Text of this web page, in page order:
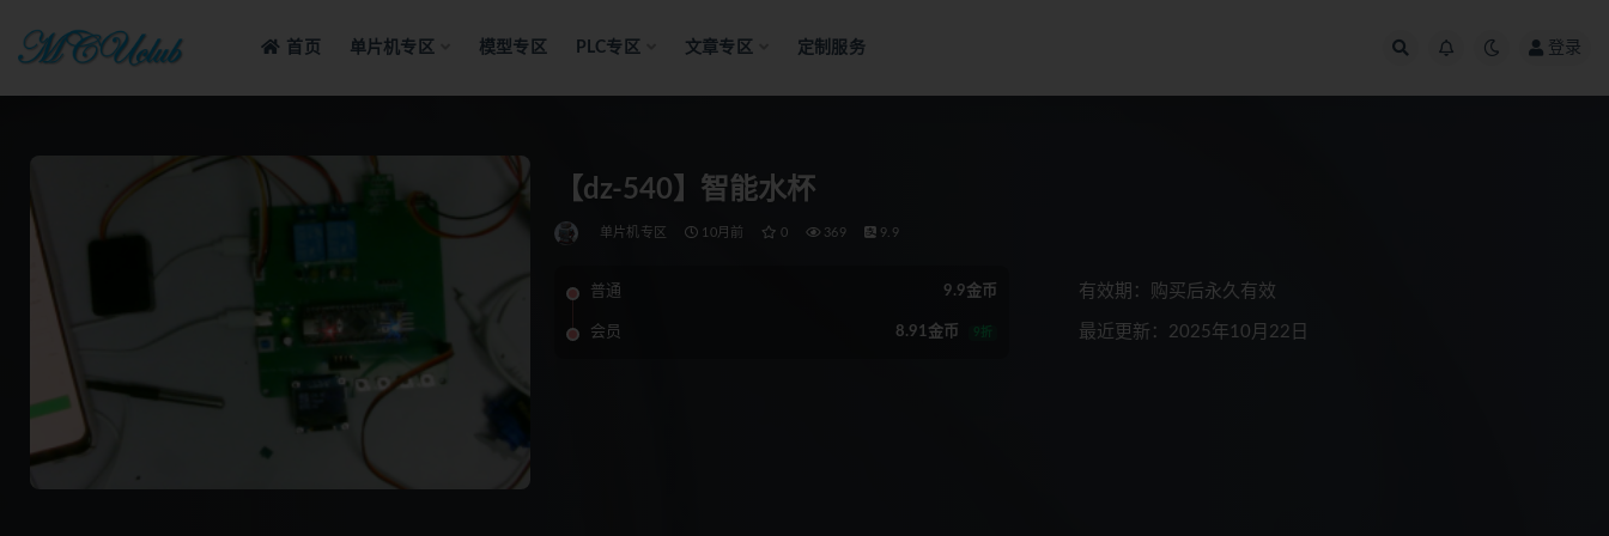
首页 单片机专区 模型专区 PLC专区 文章专区 定制服务 登录
【dz-540】智能水杯
单片机专区 10月前 0 369 9.9
普通 9.9金币
会员 8.91金币 9折
有效期：购买后永久有效
最近更新：2025年10月22日